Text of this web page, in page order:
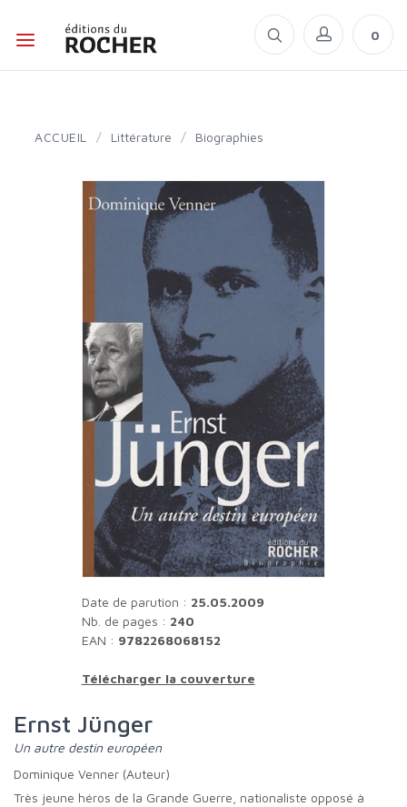
0
ACCUEIL / Littérature / Biographies
Date de parution : 25.05.2009
Nb. de pages : 240
EAN : 9782268068152
Télécharger la couverture
Ernst Jünger
Un autre destin européen
Dominique Venner (Auteur)
Très jeune héros de la Grande Guerre, nationaliste opposé à